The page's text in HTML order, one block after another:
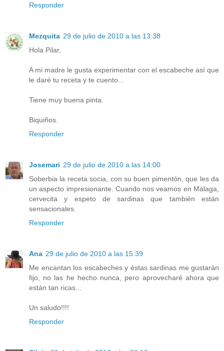
Responder
Mezquita 29 de julio de 2010 a las 13:38
Hola Pilar,
A mi madre le gusta experimentar con el escabeche así que
le daré tu receta y te cuento...
Tiene muy buena pinta.
Biquiños.
Responder
Josemari 29 de julio de 2010 a las 14:00
Soberbia la receta socia, con su buen pimentón, que les da
un aspecto impresionante. Cuando nos veamos en Málaga,
cervecita y espeto de sardinas que también están
sensacionales.
Responder
Ana 29 de julio de 2010 a las 15:39
Me encantan los escabeches y éstas sardinas me gustarán
fijo, no las he hecho nunca, pero aprovecharé ahora que
están tan ricas...
Un saludo!!!!
Responder